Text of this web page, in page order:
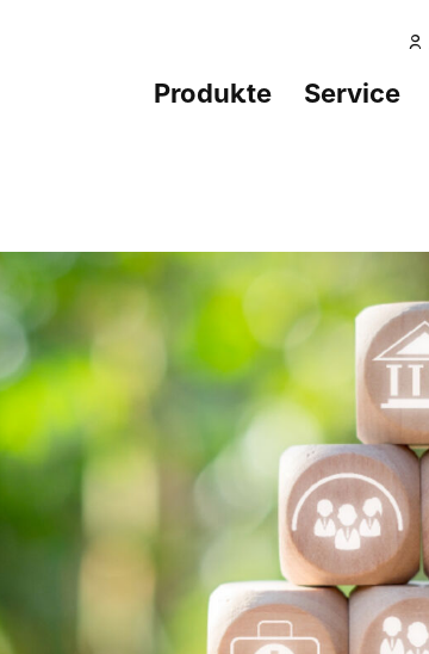
Produkte Service